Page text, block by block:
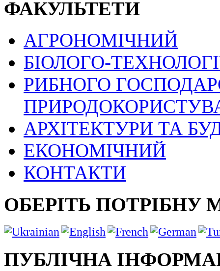
ФАКУЛЬТЕТИ
АГРОНОМІЧНИЙ
БІОЛОГО-
РИБНОГО
АРХІТЕКТУРИ ТА
ЕКОНОМІЧНИЙ
КОНТАКТИ
ОБЕРІТЬ ПОТРІБНУ
ПУБЛІЧНА